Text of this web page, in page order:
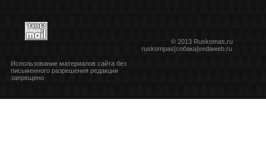
© 2013 Ruskomas.ru
ruskompas[собака]vedaweb.ru
Использование материалов сайта без
письменного разрешения редакции
запрещено